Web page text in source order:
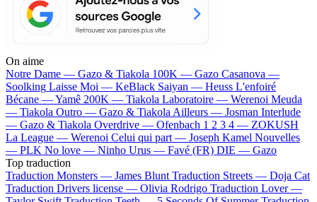
On aime
Notre Dame — Gazo & Tiakola 100K — Gazo Casanova —
Soolking Laisse Moi — KeBlack Saiyan — Heuss L'enfoiré
Bécane —Yamê 200K — Tiakola Laboratoire — Werenoi Meuda
— Tiakola Outro — Gazo & Tiakola Ailleurs — Josman Interlude
— Gazo & Tiakola Overdrive — Ofenbach 1 2 3 4 — ZOKUSH
La League — Werenoi Celui qui part — Joseph Kamel Nouvelles
— PLK No love — Ninho Urus — Favé (FR) DIE — Gazo
Top traduction
Traduction Monsters — James Blunt Traduction Streets — Doja Cat
Traduction Drivers license — Olivia Rodrigo Traduction Lover —